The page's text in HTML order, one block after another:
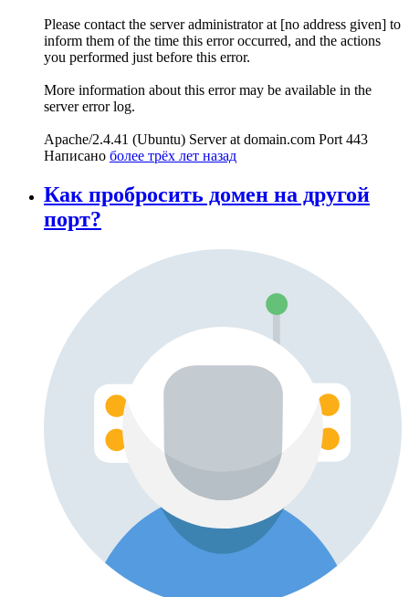
Please contact the server administrator at [no address given] to
inform them of the time this error occurred, and the actions
you performed just before this error.
More information about this error may be available in the
server error log.
Apache/2.4.41 (Ubuntu) Server at domain.com Port 443
Написано более трёх лет назад
Как пробросить домен на другой
порт?